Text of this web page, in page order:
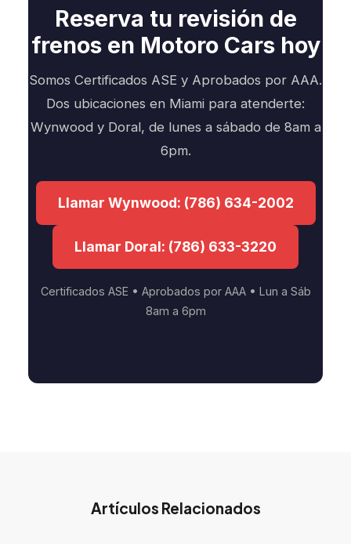
Reserva tu revisión de
frenos en Motoro Cars hoy
Somos Certificados ASE y Aprobados por AAA.
Dos ubicaciones en Miami para atenderte:
Wynwood y Doral, de lunes a sábado de 8am a
6pm.
Llamar Wynwood: (786) 634-2002
Llamar Doral: (786) 633-3220
Certificados ASE • Aprobados por AAA • Lun a Sáb
8am a 6pm
Artículos Relacionados